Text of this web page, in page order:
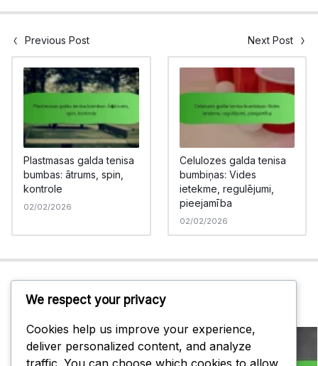
Previous Post Next Post
Plastmasas galda tenisa
bumbas: ātrums, spin,
kontrole
02/02/2026
Celulozes galda tenisa
bumbiņas: Vides
ietekme, regulējumi,
pieejamība
02/02/2026
You Might Also Like
We respect your privacy
Cookies help us improve your experience,
deliver personalized content, and analyze
traffic. You can choose which cookies to allow